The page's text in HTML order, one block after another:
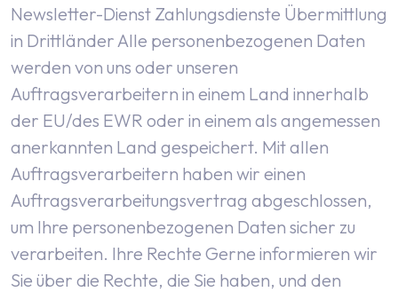
Newsletter-Dienst Zahlungsdienste Übermittlung
in DrittländerAlle personenbezogenen Daten
werden von uns oder unseren
Auftragsverarbeitern in einem Land innerhalb
der EU/des EWR oder in einem als angemessen
anerkannten Land gespeichert. Mit allen
Auftragsverarbeitern haben wir einen
Auftragsverarbeitungsvertrag abgeschlossen,
um Ihre personenbezogenen Daten sicher zu
verarbeiten. Ihre Rechte Gerne informieren wir
Sie über die Rechte, die Sie haben, und den